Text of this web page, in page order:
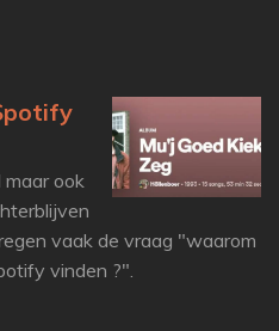
ook
vaak de vraag "waarom
vinden ?".